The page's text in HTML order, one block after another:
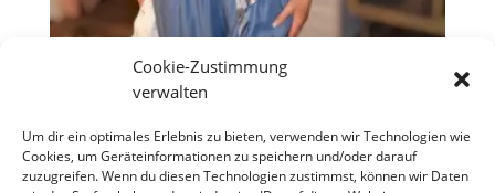
Cookie-Zustimmung
verwalten
Um dir ein optimales Erlebnis zu bieten, verwenden wir Technologien wie
Cookies, um Geräteinformationen zu speichern und/oder darauf
zuzugreifen. Wenn du diesen Technologien zustimmst, können wir Daten
Basic Top „Miss Rosa“
€16,90